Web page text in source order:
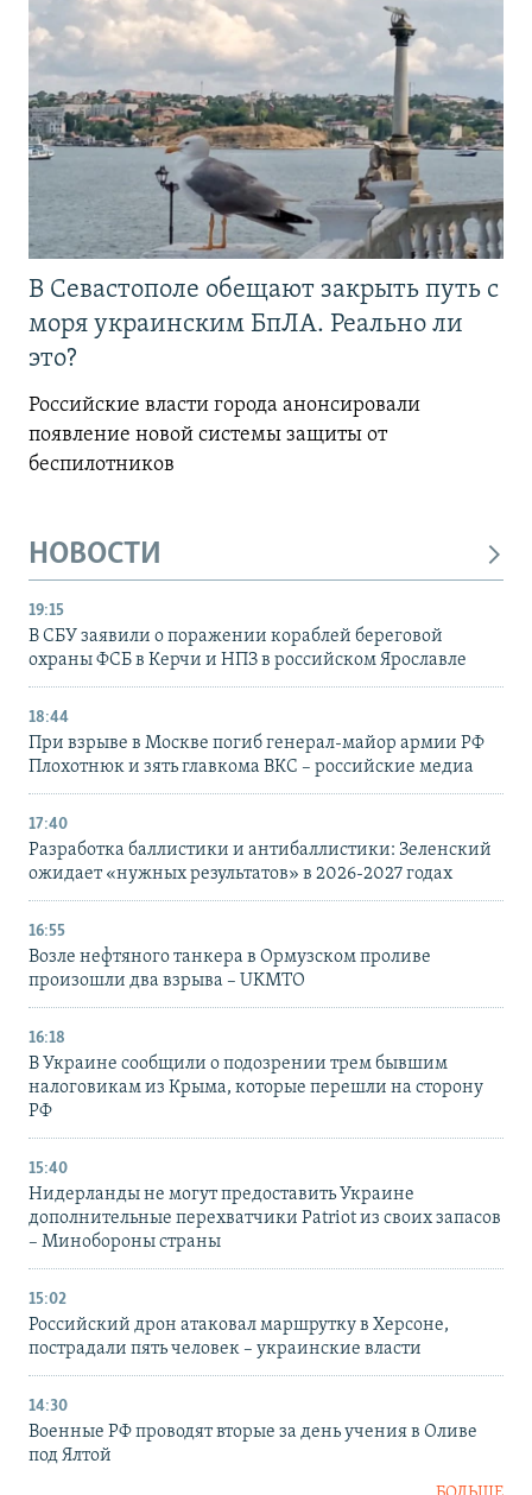
В Севастополе обещают закрыть путь с
моря украинским БпЛА. Реально ли
это?
Российские власти города анонсировали
появление новой системы защиты от
беспилотников
НОВОСТИ
19:15
В СБУ заявили о поражении кораблей береговой
охраны ФСБ в Керчи и НПЗ в российском Ярославле
18:44
При взрыве в Москве погиб генерал-майор армии РФ
Плохотнюк и зять главкома ВКС – российские медиа
17:40
Разработка баллистики и антибаллистики: Зеленский
ожидает «нужных результатов» в 2026-2027 годах
16:55
Возле нефтяного танкера в Ормузском проливе
произошли два взрыва – UKMTO
16:18
В Украине сообщили о подозрении трем бывшим
налоговикам из Крыма, которые перешли на сторону
РФ
15:40
Нидерланды не могут предоставить Украине
дополнительные перехватчики Patriot из своих запасов
– Минобороны страны
15:02
Российский дрон атаковал маршрутку в Херсоне,
пострадали пять человек – украинские власти
14:30
Военные РФ проводят вторые за день учения в Оливе
под Ялтой